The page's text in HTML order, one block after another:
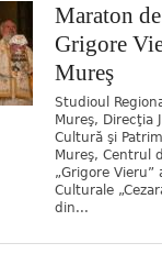
Maraton
Grigore
Mureş
Studioul
Mureş, Direcţia
Cultură şi
Mureş, Centrul
„Grigore Vieru”
Culturale
din...